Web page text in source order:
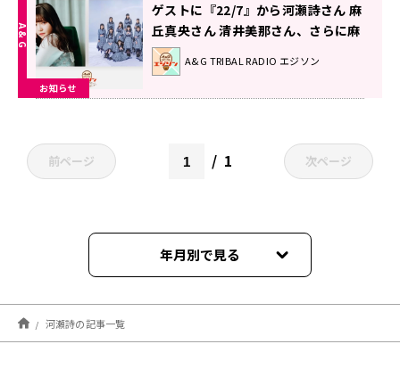
お知らせ
ゲストに『22/7』から河瀬詩さん 麻
丘真央さん 清井美那さん、さらに麻
倉ももさんが登場！エジソン7月16
日
A&G TRIBAL RADIO エジソン
前ページ 1 次ページ
年月別で見る
2025年12月
2023年03月
河瀬詩の記事一覧